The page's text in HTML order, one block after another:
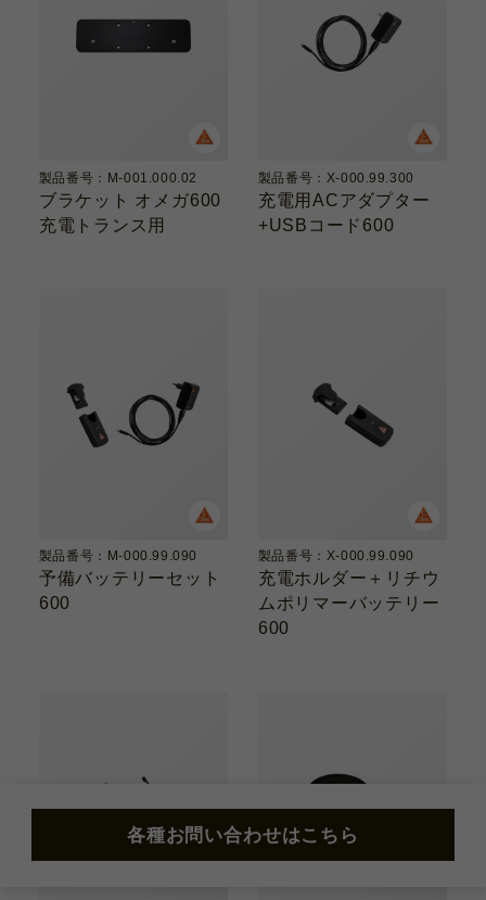
各種お問い合わせはこちら
製品番号：M-001.000.02
ブラケット オメガ600
充電トランス用
製品番号：X-000.99.300
充電用ACアダプター
+USBコード600
製品番号：M-000.99.090
予備バッテリーセット
600
製品番号：X-000.99.090
充電ホルダー＋リチウ
ムポリマーバッテリー
600